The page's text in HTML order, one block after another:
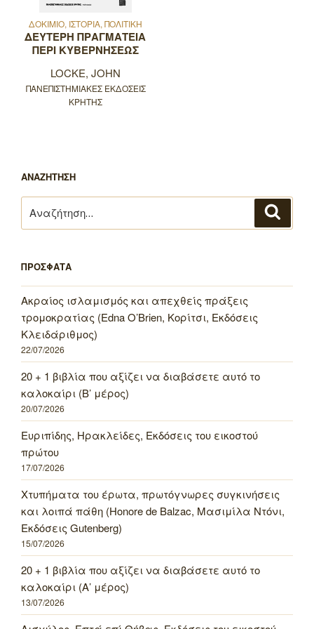
ΔΟΚΙΜΙΟ, ΙΣΤΟΡΙΑ, ΠΟΛΙΤΙΚΗ
ΔΕΥΤΕΡΗ ΠΡΑΓΜΑΤΕΙΑ
ΠΕΡΙ ΚΥΒΕΡΝΗΣΕΩΣ
LOCKE, JOHN
ΠΑΝΕΠΙΣΤΗΜΙΑΚΕΣ ΕΚΔΟΣΕΙΣ
ΚΡΗΤΗΣ
ΑΝΑΖΗΤΗΣΗ
για:
ΠΡΟΣΦΑΤΑ
Ακραίος ισλαμισμός και απεχθείς πράξεις
τρομοκρατίας (Edna O’Brien, Κορίτσι, Εκδόσεις
Κλειδάριθμος)
22/07/2026
20 + 1 βιβλία που αξίζει να διαβάσετε αυτό το
καλοκαίρι (Β’ μέρος)
20/07/2026
Ευριπίδης, Ηρακλείδες, Εκδόσεις του εικοστού
πρώτου
17/07/2026
Χτυπήματα του έρωτα, πρωτόγνωρες συγκινήσεις
και λοιπά πάθη (Honore de Balzac, Μασιμίλα Ντόνι,
Εκδόσεις Gutenberg)
15/07/2026
20 + 1 βιβλία που αξίζει να διαβάσετε αυτό το
καλοκαίρι (Α’ μέρος)
13/07/2026